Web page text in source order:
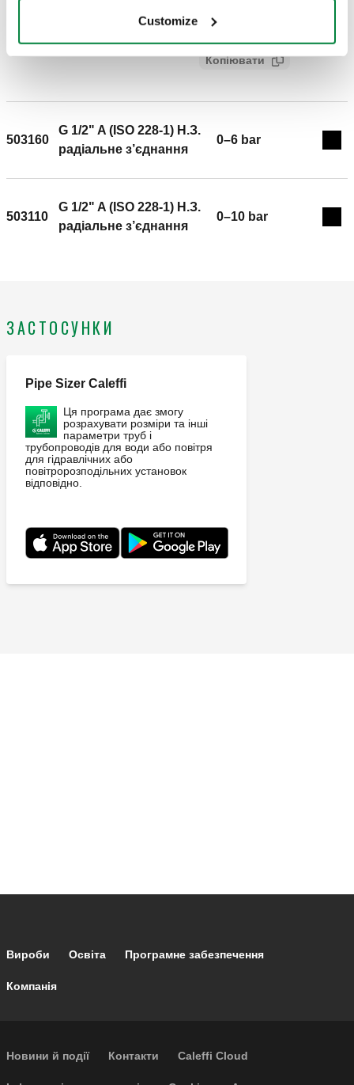
Customize
CALEFFI, 503140. термометр/манометр. Із запірною
з’єднання. Ø: 80 mm. Клас точності: Манометр UNI 2,5,
cef0ab5f-75c2-4f24-98a7-
Показати
Копіювати
503160
G 1/2" A (ISO 228-1) H.З.
радіальне з’єднання
0–6 bar
503110
G 1/2" A (ISO 228-1) H.З.
радіальне з’єднання
0–10 bar
ЗАСТОСУНКИ
Pipe Sizer Caleffi
Ця програма дає змогу
розрахувати розміри та інші
параметри труб і
трубопроводів для води або повітря
для гідравлічних або
повітророзподільних установок
відповідно.
Footer main navigation
Вироби Освіта Програмне забезпечення
Компанія
Footer secondary navigation
Новини й події Контакти Caleffi Cloud